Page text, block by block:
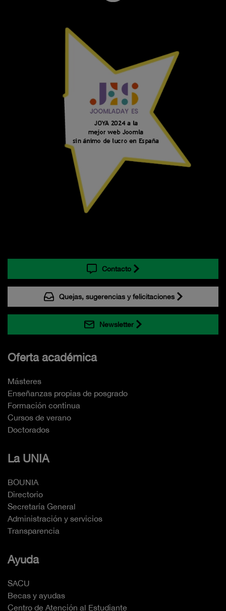
Contacto
Quejas, sugerencias y felicitaciones
Newsletter
Oferta académica
Másteres
Enseñanzas propias de posgrado
Formación continua
Cursos de verano
Doctorados
La UNIA
BOUNIA
Directorio
Secretaría General
Administración y servicios
Transparencia
Ayuda
SACU
Becas y ayudas
Centro de Atención al Estudiante